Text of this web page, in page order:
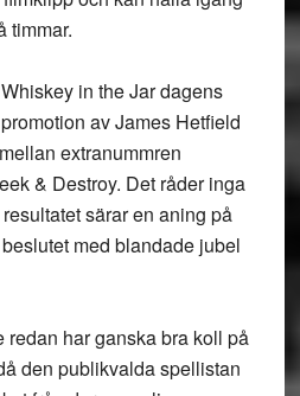
timmar.
in the Jar dagens
av James Hetfield
extranummren
& Destroy. Det råder inga
särar en aning på
med blandade jubel
redan har ganska bra koll på
den publikvalda spellistan